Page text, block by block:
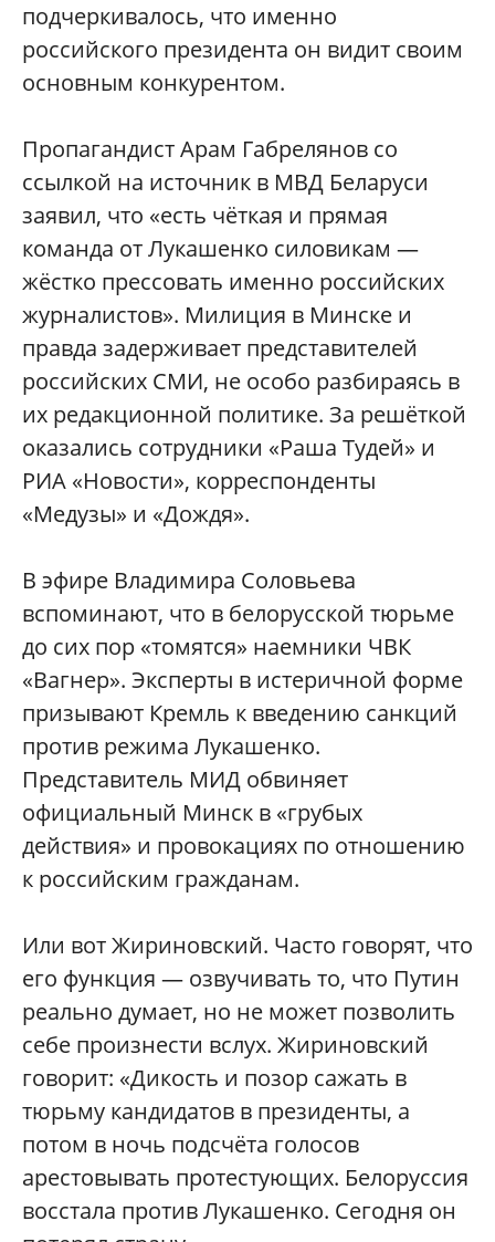
подчеркивалось, что именно
российского президента он видит своим
основным конкурентом.
Пропагандист Арам Габрелянов со
ссылкой на источник в МВД Беларуси
заявил, что «есть чёткая и прямая
команда от Лукашенко силовикам —
жёстко прессовать именно российских
журналистов». Милиция в Минске и
правда задерживает представителей
российских СМИ, не особо разбираясь в
их редакционной политике. За решёткой
оказались сотрудники «Раша Тудей» и
РИА «Новости», корреспонденты
«Медузы» и «Дождя».
В эфире Владимира Соловьева
вспоминают, что в белорусской тюрьме
до сих пор «томятся» наемники ЧВК
«Вагнер». Эксперты в истеричной форме
призывают Кремль к введению санкций
против режима Лукашенко.
Представитель МИД обвиняет
официальный Минск в «грубых
действия» и провокациях по отношению
к российским гражданам.
Или вот Жириновский. Часто говорят, что
его функция — озвучивать то, что Путин
реально думает, но не может позволить
себе произнести вслух. Жириновский
говорит: «Дикость и позор сажать в
тюрьму кандидатов в президенты, а
потом в ночь подсчёта голосов
арестовывать протестующих. Белоруссия
восстала против Лукашенко. Сегодня он